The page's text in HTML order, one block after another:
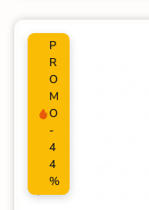
P
R
O
M
O
-
4
4
%